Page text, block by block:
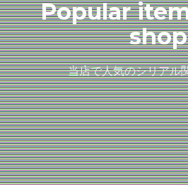
Popular
shop
当店で人気のシリアル